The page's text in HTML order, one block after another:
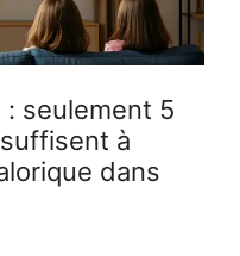
seulement 5
à
dans